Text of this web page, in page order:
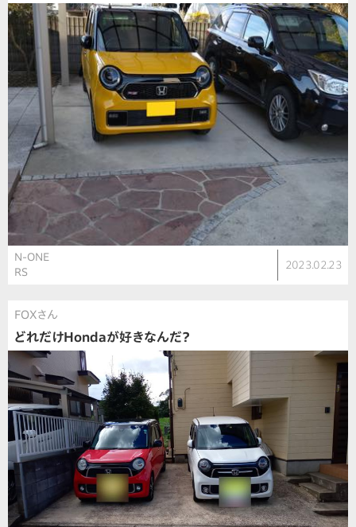
N-ONE
RS
2023.02.23
FOXさん
どれだけHondaが好きなんだ？